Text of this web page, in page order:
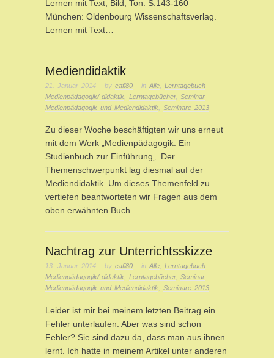
Lernen mit Text, Bild, Ton. S.143-160
München: Oldenbourg Wissenschaftsverlag.
Lernen mit Text…
Mediendidaktik
21. Januar 2014 · by cafi80 · in Alle
Lerntagebuch
Medienpädagogik/-didaktik
Lerntagebücher, Seminar
Medienpädagogik und Mediendidaktik
Seminare 2013
Zu dieser Woche beschäftigten wir uns erneut
mit dem Werk „Medienpädagogik: Ein
Studienbuch zur Einführung„. Der
Themenschwerpunkt lag diesmal auf der
Mediendidaktik. Um dieses Themenfeld zu
vertiefen beantworteten wir Fragen aus dem
oben erwähnten Buch…
Nachtrag zur Unterrichtsskizze
13. Januar 2014 · by cafi80 · in Alle
Lerntagebuch
Medienpädagogik/-didaktik
Lerntagebücher, Seminar
Medienpädagogik und Mediendidaktik
Seminare 2013
Leider ist mir bei meinem letzten Beitrag ein
Fehler unterlaufen. Aber was sind schon
Fehler? Sie sind dazu da, dass man aus ihnen
lernt. Ich hatte in meinem Artikel unter anderen